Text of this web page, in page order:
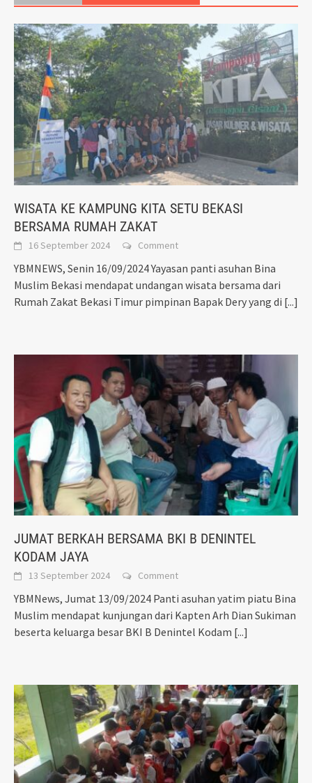
WISATA KE KAMPUNG KITA SETU BEKASI
BERSAMA RUMAH ZAKAT
16 September 2024 Comment
YBMNEWS, Senin 16/09/2024 Yayasan panti asuhan Bina
Muslim Bekasi mendapat undangan wisata bersama dari
Rumah Zakat Bekasi Timur pimpinan Bapak Dery yang di [...]
JUMAT BERKAH BERSAMA BKI B DENINTEL
KODAM JAYA
13 September 2024 Comment
YBMNews, Jumat 13/09/2024 Panti asuhan yatim piatu Bina
Muslim mendapat kunjungan dari Kapten Arh Dian Sukiman
beserta keluarga besar BKI B Denintel Kodam [...]